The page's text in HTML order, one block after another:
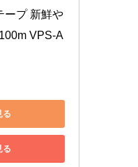
ープ 新鮮や
VPS-A
る
る